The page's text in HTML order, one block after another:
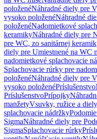
položenéNáhradné diely pre
vysoko položenéNáhradné
položenéNadomietkové
keramikyNáhradné diely pre
pre WC, zo sanitárnej
diely pre Umiestnené na WC
nadomietkové splachovacie
Splachovacie rúrky pre
položenéNáhradné diely pre
vysoko položenéPríslušenstvo
PríslušenstvoPrípojky
manžetyVsuvky, ružice a
splachovacie nádržky
SigmaNáhradné diely pre
SigmaSplachovacie rúrky